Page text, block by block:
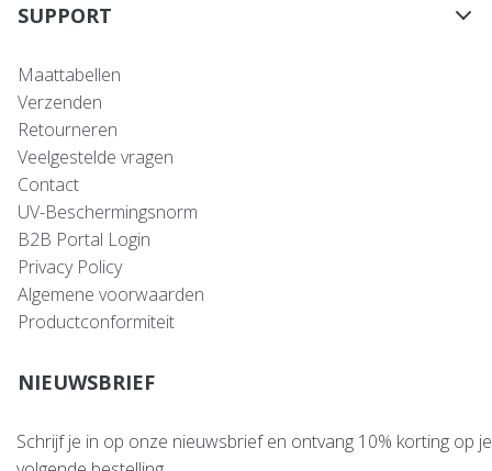
SUPPORT
Maattabellen
Verzenden
Retourneren
Veelgestelde vragen
Contact
UV-Beschermingsnorm
B2B Portal Login
Privacy Policy
Algemene voorwaarden
Productconformiteit
NIEUWSBRIEF
Schrijf je in op onze nieuwsbrief en ontvang 10% korting op je